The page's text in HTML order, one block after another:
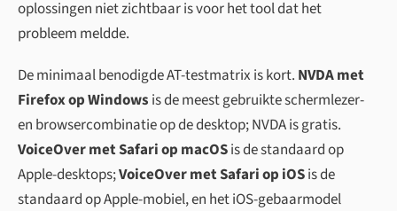
oplossingen niet zichtbaar is voor het tool dat het
probleem meldde.
De minimaal benodigde AT-testmatrix is kort. NVDA met
Firefox op Windows is de meest gebruikte schermlezer-
en browsercombinatie op de desktop; NVDA is gratis.
VoiceOver met Safari op macOSis de standaard op
Apple-desktops;VoiceOver met Safari op iOSis de
standaard op Apple-mobiel, en het iOS-gebaarmodel